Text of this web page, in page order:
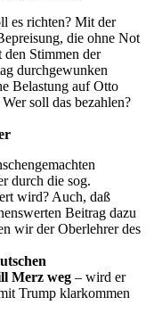
es richten? Mit der
die ohne Not
Stimmen der
durchgewunken
Belastung auf Otto
soll das bezahlen?
durch die sog.
wird? Auch, daß
Beitrag dazu
wir der Oberlehrer des
Merz weg – wird er
Trump klarkommen